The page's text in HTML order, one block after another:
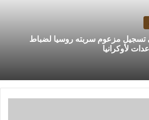
تسجيل مزعوم سربته روسيا لضباط
لأوكرانيا